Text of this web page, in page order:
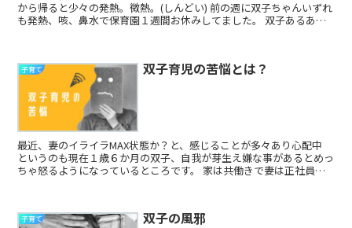
から帰ると少々の発熱。微熱。(しんどい) 前の週に双子ちゃんいずれ
も発熱、咳、鼻水で保育園１週間お休みしてました。 双子あるある
子育て 双子育児の苦悩とは？
最近、妻のイライラMAX状態か？と、感じることが多々あり心配中
というのも現在１歳６か月の双子、自我が芽生え嫌な事があるとめっ
ちゃ怒るようになっているところです。 家は共働きで妻は正社員、
子育て 双子の風邪